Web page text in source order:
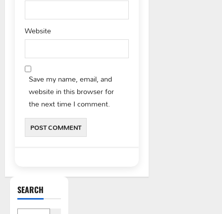
Website
Save my name, email, and
website in this browser for
the next time I comment.
SEARCH